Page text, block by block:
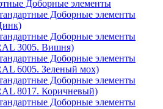
Доборные элементы
Доборные элементы
Доборные элементы
3005. Вишня)
Доборные элементы
6005. Зеленый мох)
Доборные элементы
8017. Коричневый)
Доборные элементы